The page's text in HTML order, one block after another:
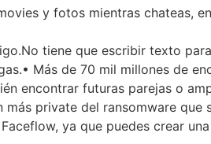
y fotos mientras chateas,
tiene que escribir texto
Más de 70 mil millones de
encontrar futuras parejas o
private del ransomware que
ya que puedes crear